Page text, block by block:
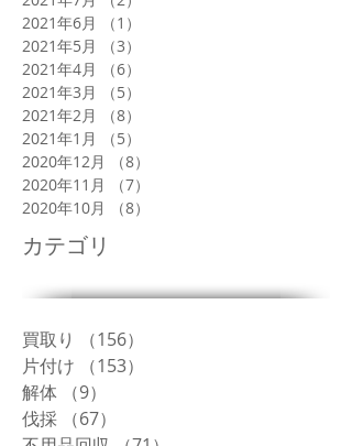
カテゴリ
2021年6月
（1）
2021年5月
（3）
2021年4月
（6）
2021年3月
（5）
2021年2月
（8）
2021年1月
（5）
2020年12月
（8）
2020年11月
（7）
2020年10月
（8）
買取り （156）
片付け
（153）
解体
（9）
伐採
（67）